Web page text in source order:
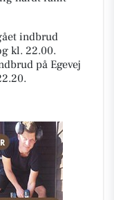
indbrud
kl. 22.00.
på Egevej